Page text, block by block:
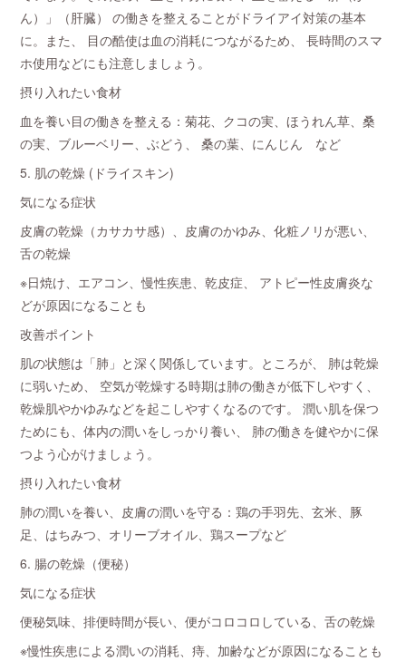
ん）」（肝臓） の働きを整えることがドライアイ対策の基本
に。また、 目の酷使は血の消耗につながるため、 長時間のスマ
ホ使用などにも注意しましょう。
摂り入れたい食材
血を養い目の働きを整える：菊花、クコの実、ほうれん草、桑
の実、ブルーベリー、ぶどう、 桑の葉、にんじん など
5. 肌の乾燥 (ドライスキン)
気になる症状
皮膚の乾燥（カサカサ感）、皮膚のかゆみ、化粧ノリが悪い、
舌の乾燥
※日焼け、エアコン、慢性疾患、乾皮症、 アトピー性皮膚炎な
どが原因になることも
改善ポイント
肌の状態は「肺」と深く関係しています。ところが、 肺は乾燥
に弱いため、 空気が乾燥する時期は肺の働きが低下しやすく、
乾燥肌やかゆみなどを起こしやすくなるのです。 潤い肌を保つ
ためにも、体内の潤いをしっかり養い、 肺の働きを健やかに保
つよう心がけましょう。
摂り入れたい食材
肺の潤いを養い、皮膚の潤いを守る：鶏の手羽先、玄米、豚
足、はちみつ、オリーブオイル、鶏スープなど
6. 腸の乾燥（便秘）
気になる症状
便秘気味、排便時間が長い、便がコロコロしている、舌の乾燥
※慢性疾患による潤いの消耗、痔、加齢などが原因になることも